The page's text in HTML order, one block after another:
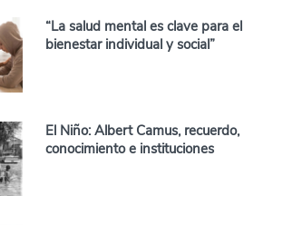
“La salud mental es clave para el
bienestar individual y social”
El Niño: Albert Camus, recuerdo,
conocimiento e instituciones